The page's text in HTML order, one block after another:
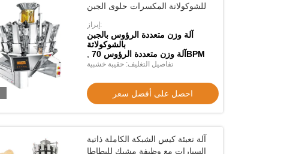
المقاوم للصدأ مع حُبّة تغذية كبيرة
احصل على أفضل سعر
المغناطيسية الأوتوماتيكية
احصل على أفضل سعر
للشوكولاتة المكسرات حلوى الجبن
إبراز:
آلة وزن متعددة الرؤوس بالجبن
بالشوكولاتة
,
آلة وزن متعددة الرؤوس 70BPM
تفاصيل التغليف: حقيبة خشبية
احصل على أفضل سعر
آلة تعبئة كيس الشبكة الكاملة ذاتية
السيارات مع وظيفة مشبك للبطاطا